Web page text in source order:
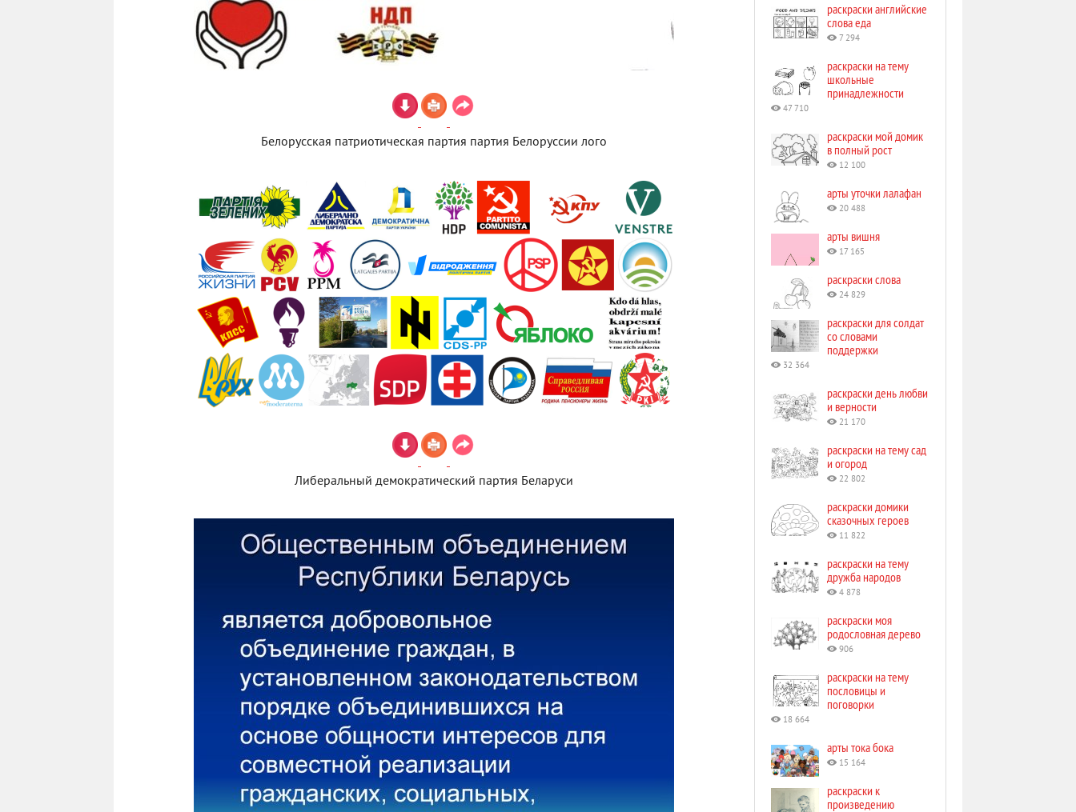
Белорусская патриотическая партия партия Белоруссии лого
Либеральный демократический партия Беларуси
раскраски английские
слова еда
7 294
раскраски на тему
школьные
принадлежности
47 710
раскраски мой домик
в полный рост
12 100
арты уточки лалафан
20 488
арты вишня
17 165
раскраски слова
24 829
раскраски для солдат
со словами
поддержки
32 364
раскраски день любви
и верности
21 170
раскраски на тему сад
и огород
22 802
раскраски домики
сказочных героев
11 822
раскраски на тему
дружба народов
4 878
раскраски моя
родословная дерево
906
раскраски на тему
пословицы и
поговорки
18 664
арты тока бока
15 164
раскраски к
произведению